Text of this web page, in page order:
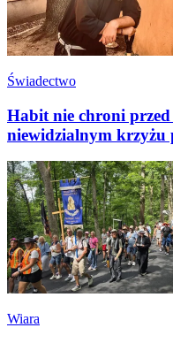
Świadectwo
Habit nie chroni
niewidzialnym krzyżu
Wiara